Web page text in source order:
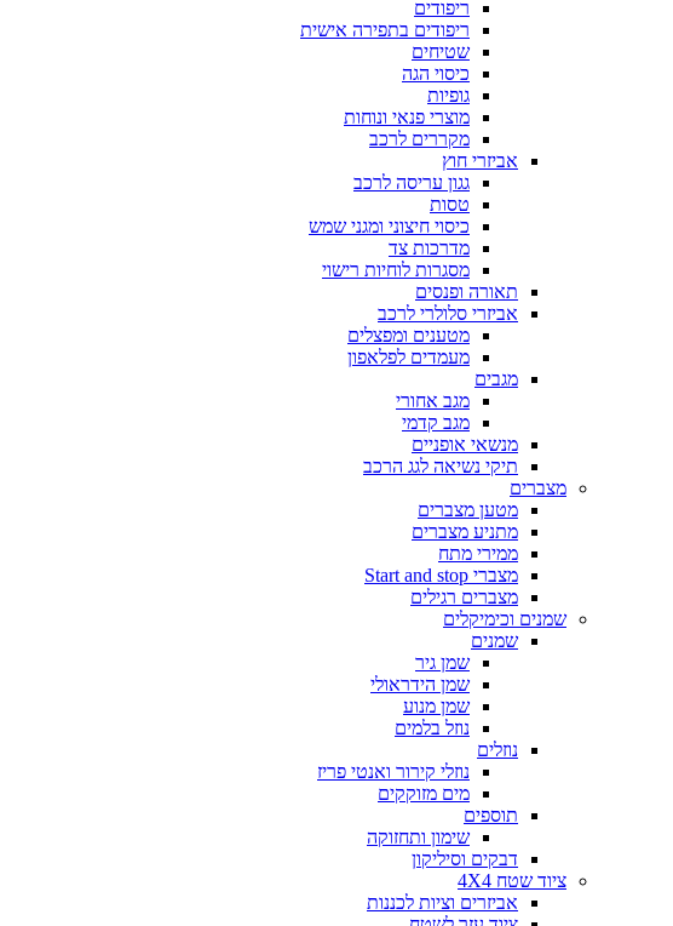
ריפודים
ריפודים בתפירה אישית
שטיחים
כיסוי הגה
גופיות
מוצרי פנאי ונוחות
מקררים לרכב
אביזרי חוץ
גגון עריסה לרכב
טסות
כיסוי חיצוני ומגני שמש
מדרכות צד
מסגרות לוחיות רישוי
תאורה ופנסים
אביזרי סלולרי לרכב
מטענים ומפצלים
מעמדים לפלאפון
מגבים
מגב אחורי
מגב קדמי
מנשאי אופניים
תיקי נשיאה לגג הרכב
מצברים
מטען מצברים
מתניע מצברים
ממירי מתח
מצברי Start and stop
מצברים רגילים
שמנים וכימיקלים
שמנים
שמן גיר
שמן הידראולי
שמן מנוע
נוזל בלמים
נוזלים
נוזלי קירור ואנטי פריז
מים מזוקקים
תוספים
שימון ותחזוקה
דבקים וסיליקון
ציוד שטח 4X4
אביזרים וציות לכננות